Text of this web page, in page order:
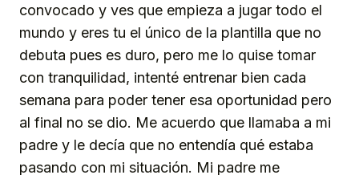
convocado y ves que empieza a jugar todo el
mundo y eres tu el único de la plantilla que no
debuta pues es duro, pero me lo quise tomar
con tranquilidad, intenté entrenar bien cada
semana para poder tener esa oportunidad pero
al final no se dio. Me acuerdo que llamaba a mi
padre y le decía que no entendía qué estaba
pasando con mi situación. Mi padre me